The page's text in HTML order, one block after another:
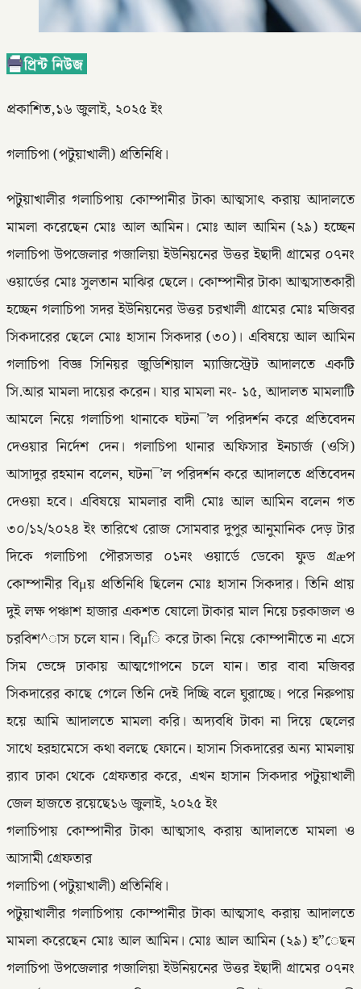
প্রকাশিত,১৬ জুলাই, ২০২৫ ইং
গলাচিপা (পটুয়াখালী) প্রতিনিধি।
পটুয়াখালীর গলাচিপায় কোম্পানীর টাকা আত্মসাৎ করায় আদালতে
মামলা করেছেন মোঃ আল আমিন। মোঃ আল আমিন (২৯) হচ্ছেন
গলাচিপা উপজেলার গজালিয়া ইউনিয়নের উত্তর ইছাদী গ্রামের ০৭নং
ওয়ার্ডের মোঃ সুলতান মাঝির ছেলে। কোম্পানীর টাকা আত্মসাতকারী
হচ্ছেন গলাচিপা সদর ইউনিয়নের উত্তর চরখালী গ্রামের মোঃ মজিবর
সিকদারের ছেলে মোঃ হাসান সিকদার (৩০)। এবিষয়ে আল আমিন
গলাচিপা বিজ্ঞ সিনিয়র জুডিশিয়াল ম্যাজিস্ট্রেট আদালতে একটি
সি.আর মামলা দায়ের করেন। যার মামলা নং- ১৫, আদালত মামলাটি
আমলে নিয়ে গলাচিপা থানাকে ঘটনা¯’ল পরিদর্শন করে প্রতিবেদন
দেওয়ার নির্দেশ দেন। গলাচিপা থানার অফিসার ইনচার্জ (ওসি)
আসাদুর রহমান বলেন, ঘটনা¯’ল পরিদর্শন করে আদালতে প্রতিবেদন
দেওয়া হবে। এবিষয়ে মামলার বাদী মোঃ আল আমিন বলেন গত
৩০/১২/২০২৪ ইং তারিখে রোজ সোমবার দুপুর আনুমানিক দেড় টার
দিকে গলাচিপা পৌরসভার ০১নং ওয়ার্ডে ডেকো ফুড গ্রæপ
কোম্পানীর বিμয় প্রতিনিধি ছিলেন মোঃ হাসান সিকদার। তিনি প্রায়
দুই লক্ষ পঞ্চাশ হাজার একশত ষোলো টাকার মাল নিয়ে চরকাজল ও
চরবিশ^াস চলে যান। বিμি করে টাকা নিয়ে কোম্পানীতে না এসে
সিম ভেঙ্গে ঢাকায় আত্মগোপনে চলে যান। তার বাবা মজিবর
সিকদারের কাছে গেলে তিনি দেই দিচ্ছি বলে ঘুরাচ্ছে। পরে নিরুপায়
হয়ে আমি আদালতে মামলা করি। অদ্যবধি টাকা না দিয়ে ছেলের
সাথে হরহামেসে কথা বলছে ফোনে। হাসান সিকদারের অন্য মামলায়
র‌্যাব ঢাকা থেকে গ্রেফতার করে, এখন হাসান সিকদার পটুয়াখালী
জেল হাজতে রয়েছে১৬ জুলাই, ২০২৫ ইং
গলাচিপায় কোম্পানীর টাকা আত্মসাৎ করায় আদালতে মামলা ও
আসামী গ্রেফতার
গলাচিপা (পটুয়াখালী) প্রতিনিধি।
পটুয়াখালীর গলাচিপায় কোম্পানীর টাকা আত্মসাৎ করায় আদালতে
মামলা করেছেন মোঃ আল আমিন। মোঃ আল আমিন (২৯) হ”েছন
গলাচিপা উপজেলার গজালিয়া ইউনিয়নের উত্তর ইছাদী গ্রামের ০৭নং